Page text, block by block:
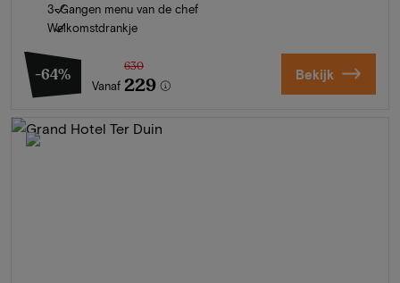
3-Gangen menu van de chef
Welkomstdrankje
-64%
Vanaf
630
229 Bekijk